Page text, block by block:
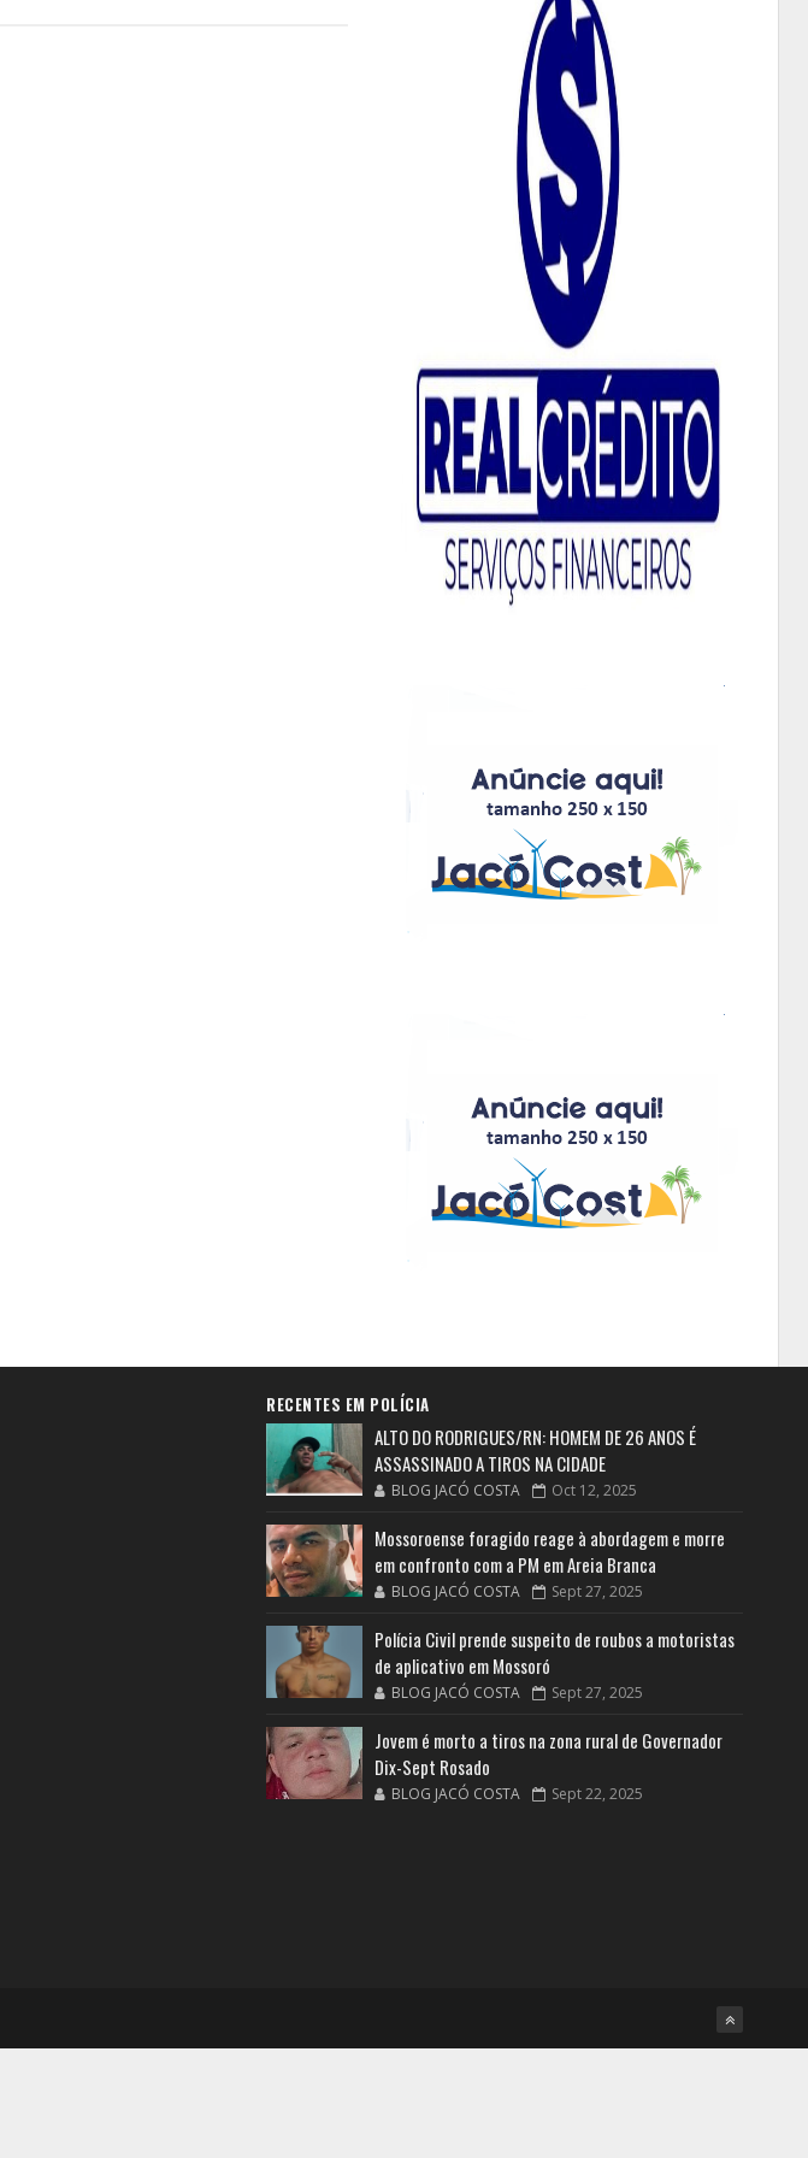
RECENTES EM POLÍCIA
ALTO DO RODRIGUES/RN: HOMEM DE 26 ANOS É
ASSASSINADO A TIROS NA CIDADE
BLOG JACÓ COSTA Oct 12, 2025
Mossoroense foragido reage à abordagem e morre
em confronto com a PM em Areia Branca
BLOG JACÓ COSTA Sept 27, 2025
Polícia Civil prende suspeito de roubos a motoristas
de aplicativo em Mossoró
BLOG JACÓ COSTA Sept 27, 2025
Jovem é morto a tiros na zona rural de Governador
Dix-Sept Rosado
BLOG JACÓ COSTA Sept 22, 2025